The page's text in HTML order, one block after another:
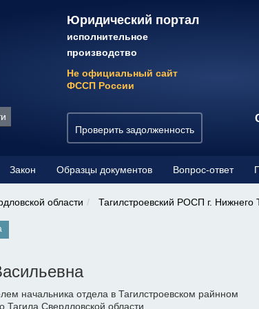
Юридический портал
исполнительное
производство
Не официальный сайт
ФССП России
Проверить задолженность
Закон Образцы документов Вопрос-ответ
области Тагилстроевский РОСП г. Нижнего
начальника отдела в Тагилстроевском райнном
Тагила Свердловской области